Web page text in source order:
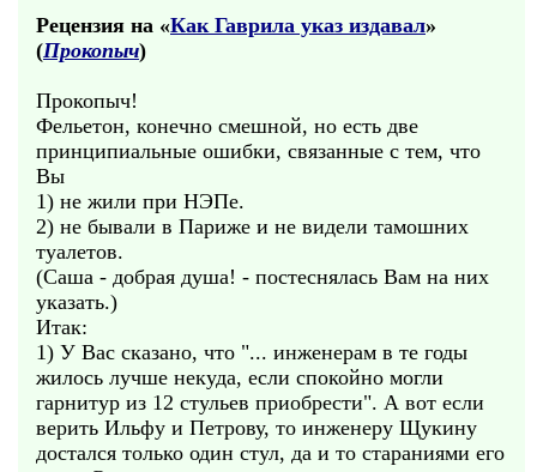
Рецензия на «Как Гаврила указ издавал»
(Прокопыч)
Прокопыч!
Фельетон, конечно смешной, но есть две
принципиальные ошибки, связанные с тем, что
Вы
1) не жили при НЭПе.
2) не бывали в Париже и не видели тамошних
туалетов.
(Саша - добрая душа! - постеснялась Вам на них
указать.)
Итак:
1) У Вас сказано, что "... инженерам в те годы
жилось лучше некуда, если спокойно могли
гарнитур из 12 стульев приобрести". А вот если
верить Ильфу и Петрову, то инженеру Щукину
достался только один стул, да и то стараниями его